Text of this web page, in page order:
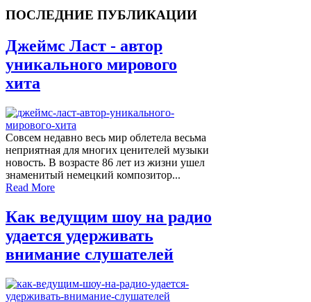
ПОСЛЕДНИЕ ПУБЛИКАЦИИ
Джеймс Ласт - автор
уникального мирового
хита
Совсем недавно весь мир облетела весьма
неприятная для многих ценителей музыки
новость. В возрасте 86 лет из жизни ушел
знаменитый немецкий композитор...
Read More
Как ведущим шоу на радио
удается удерживать
внимание слушателей